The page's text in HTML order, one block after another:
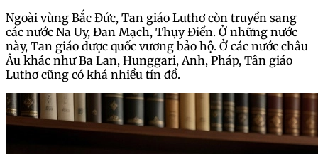
Ngoài vùng Bắc Đức, Tan giáo Luthơ còn truyền sang
các nước Na Uy, Đan Mạch, Thụy Điển. Ở những nước
này, Tan giáo được quốc vương bảo hộ. Ở các nước châu
Âu khác như Ba Lan, Hunggari, Anh, Pháp, Tân giáo
Luthơ cũng có khá nhiều tín đồ.